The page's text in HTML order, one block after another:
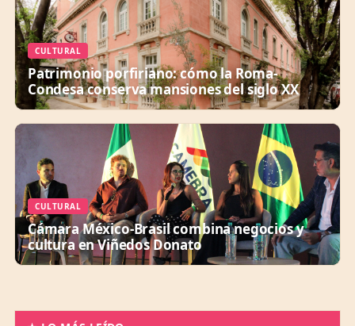
CULTURAL
Patrimonio porfiriano: cómo la Roma-
Condesa conserva mansiones del siglo XX
CULTURAL
Cámara México-Brasil combina negocios y
cultura en Viñedos Donato